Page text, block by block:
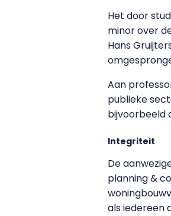
Het door
minor over
Hans
Aan
publieke
bijvoorbeeld
Integriteit
De
planning &
als iedereen